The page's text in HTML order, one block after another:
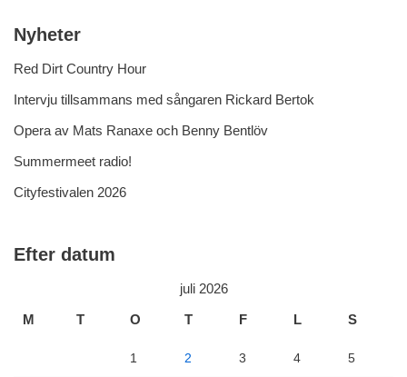
Nyheter
Red Dirt Country Hour
Intervju tillsammans med sångaren Rickard Bertok
Opera av Mats Ranaxe och Benny Bentlöv
Summermeet radio!
Cityfestivalen 2026
Efter datum
juli 2026
M
T O T F L S
1 2 3 4 5